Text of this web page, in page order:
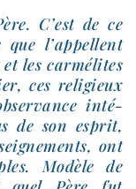
C’est de ce
l’ap­pellent
les car­mé­lites
ces reli­gieux
inté­
de son esprit,
ont
Modèle de